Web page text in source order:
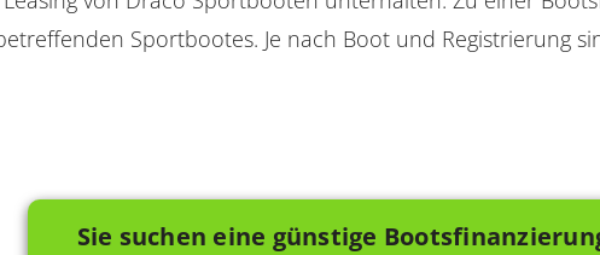
Sportbootes. Je nach Boot und Registrierung
Sie suchen eine günstige